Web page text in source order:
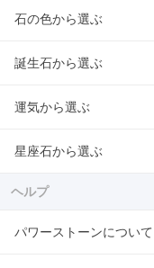
石の色から選ぶ
誕生石から選ぶ
運気から選ぶ
星座石から選ぶ
ヘルプ
パワーストーンについて